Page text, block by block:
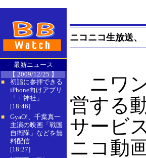
最新ニュース
【 2009/12/25 】
■
初詣に参拝できる
iPhone向けアプリ
「ｉ神社」
[18:46]
■
GyaO!、千葉真一
主演の映画「戦国
自衛隊」などを無
料配信
[18:27]
ニコニコ生放送、
ニワ
営する
サービ
ニコ動